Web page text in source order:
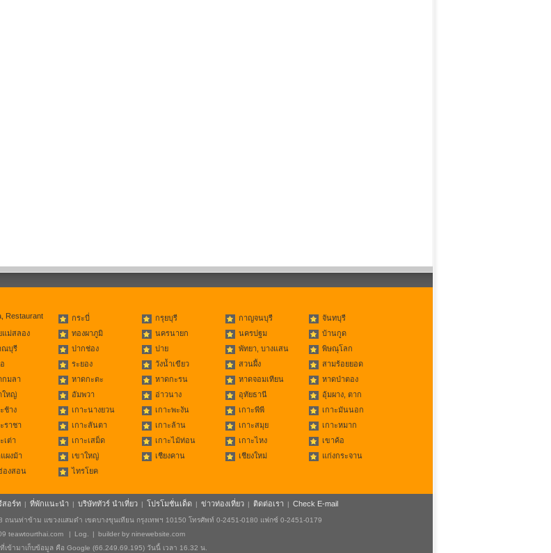
Restaurant กระบี่ กรุยบุรี กาญจนบุรี
จันทบุรี
แม่สลอง ทองผาภูมิ นครนายก นครปฐม
บ้านกูด
ณบุรี ปากช่อง ปาย พัทยา, บางแสน
พิษณุโลก
ระยอง วังน้ำเขียว สวนผึ้ง
สามร้อยยอด
กมลา หาดกะตะ หาดกะรน หาดจอมเทียน
หาดป่าตอง
ใหญ่ อัมพวา อ่าวนาง อุทัยธานี
อุ้มผาง, ตาก
ช้าง เกาะนางยวน เกาะพะงัน เกาะพีพี
เกาะมันนอก
ราชา เกาะลันตา เกาะล้าน เกาะสมุย
เกาะหมาก
เต่า เกาะเสม็ด เกาะไม้ท่อน เกาะไหง
เขาค้อ
ผงม้า เขาใหญ่ เชียงคาน เชียงใหม่
แก่งกระจาน
องสอน ไทรโยค
สอร์ท | ที่พักแนะนำ | บริษัททัวร์ นำเที่ยว | โปรโมชั่นเด็ด | ข่าวท่องเที่ยว | ติดต่อเรา | Check E-mail
นนท่าข้าม แขวงแสมดำ เขตบางขุนเทียน กรุงเทพฯ 10150 โทรศัพท์ 0-2451-0180 แฟกซ์ 0-2451-0179
teawtourthai.com | Log. | builder by ninewebsite.com
ข้ามาเก็บข้อมูล คือ Google (66.249.69.195) วันนี้ เวลา 16.32 น.